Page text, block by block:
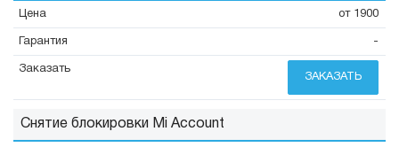
от 1900
-
ЗАКАЗАТЬ
Снятие блокировки Mi Account